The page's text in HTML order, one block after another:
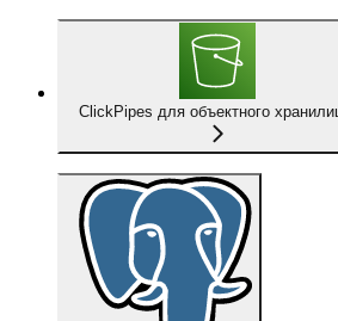
ClickPipes для объектного